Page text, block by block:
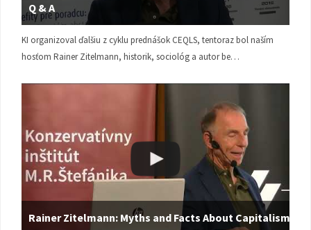
Q & A
KI organizoval ďalšiu z cyklu prednášok CEQLS, tentoraz bol naším
hosťom Rainer Zitelmann, historik, sociológ a autor be…
Rainer Zitelmann: Myths and Facts About Capitalism